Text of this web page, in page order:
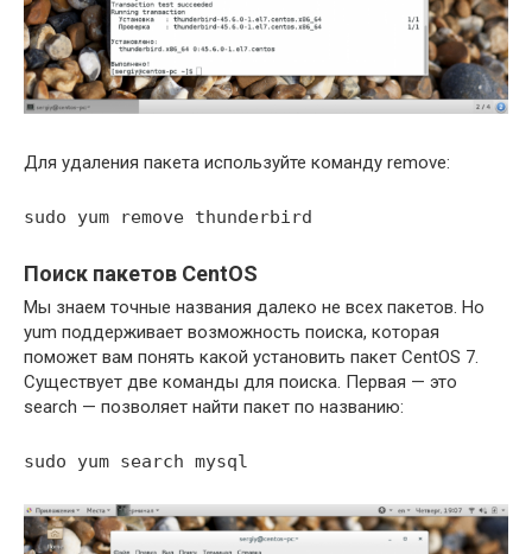
Для удаления пакета используйте команду remove:
sudo yum remove thunderbird
Поиск пакетов CentOS
Мы знаем точные названия далеко не всех пакетов. Но
yum поддерживает возможность поиска, которая
поможет вам понять какой установить пакет CentOS 7.
Существует две команды для поиска. Первая — это
search — позволяет найти пакет по названию:
sudo yum search mysql